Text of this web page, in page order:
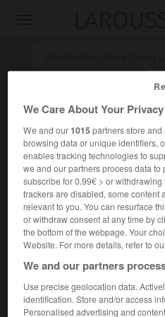
Accueil>Encyclopédie [ville]>
Homs
en arabeḤimṣ
Liban.
We Care About Your Privacy
We and our1015partners store
browsing data or unique identifiers,
enables tracking technologies to
we and our partners process data
subscribe for 0.99€ > or
trackers are disabled, some content
relevant to you. You can resurface
or withdraw consent at any time by
the bottom of the webpage. Your
Website. For more details, refer to
We and our partners
Use precise geolocation data.
identification. Store and/or access
Personalised advertising and